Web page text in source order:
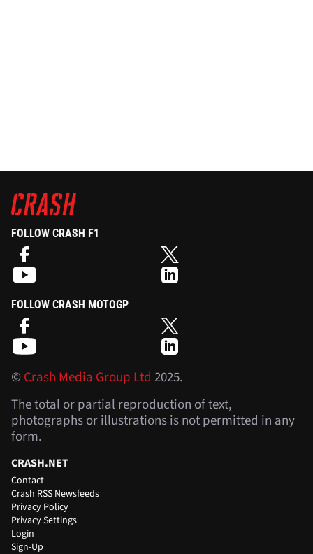
FOLLOW CRASH F1
FOLLOW CRASH MOTOGP
©Crash Media Group Ltd 2025.
The total or partial reproduction of text,
photographs or illustrations is not permitted in any
form.
CRASH.NET
Contact
Crash RSS Newsfeeds
Privacy Policy
Privacy Settings
Login
Sign-Up